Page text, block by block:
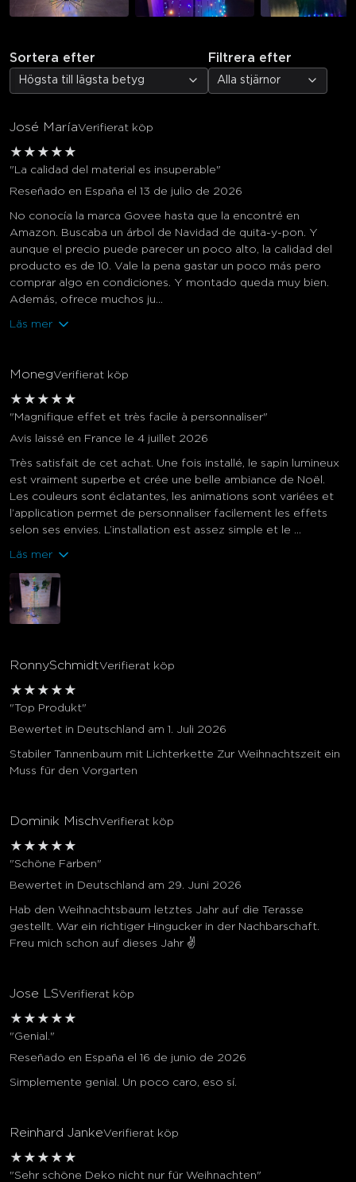
Sortera efter
Högsta till lägsta betyg
Filtrera efter
Alla stjärnor
José MaríaVerifierat köp
★ ★ ★ ★ ★
"La calidad del material es insuperable"
Reseñado en España el 13 de julio de 2026
No conocía la marca Govee hasta que la encontré en
Amazon. Buscaba un árbol de Navidad de quita-y-pon. Y
aunque el precio puede parecer un poco alto, la calidad del
producto es de 10. Vale la pena gastar un poco más pero
comprar algo en condiciones. Y montado queda muy bien.
Además, ofrece muchos ju...
Läs mer
MonegVerifierat köp
★ ★ ★ ★ ★
"Magnifique effet et très facile à personnaliser"
Avis laissé en France le 4 juillet 2026
Très satisfait de cet achat. Une fois installé, le sapin lumineux
est vraiment superbe et crée une belle ambiance de Noël.
Les couleurs sont éclatantes, les animations sont variées et
l’application permet de personnaliser facilement les effets
selon ses envies. L’installation est assez simple et le ...
Läs mer
RonnySchmidtVerifierat köp
★ ★ ★ ★ ★
"Top Produkt"
Bewertet in Deutschland am 1. Juli 2026
Stabiler Tannenbaum mit Lichterkette Zur Weihnachtszeit ein
Muss für den Vorgarten
Dominik MischVerifierat köp
★ ★ ★ ★ ★
"Schöne Farben"
Bewertet in Deutschland am 29. Juni 2026
Hab den Weihnachtsbaum letztes Jahr auf die Terasse
gestellt. War ein richtiger Hingucker in der Nachbarschaft.
Freu mich schon auf dieses Jahr ✌️
Jose LSVerifierat köp
★ ★ ★ ★ ★
"Genial."
Reseñado en España el 16 de junio de 2026
Simplemente genial. Un poco caro, eso sí.
Reinhard JankeVerifierat köp
★ ★ ★ ★ ★
"Sehr schöne Deko nicht nur für Weihnachten"